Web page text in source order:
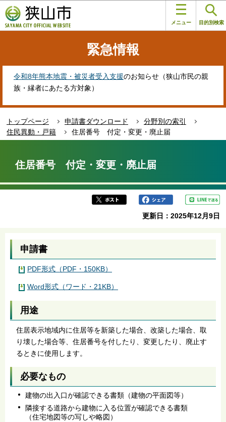
の
ペ
す
メニュー 目的別検索
緊急情報
令和8年熊本地震・被災者受入支援のお知らせ（狭山市民の親
族・縁者にあたる方対象）
トップページ 申請書ダウンロード
分野別の索引
住民異動・戸籍
住居番号 付定・変更・廃止届
か
住居番号 付定・変更・廃止届
更新日：2025年12月9日
申請書
PDF形式（PDF・150KB）
Word形式（ワード・21KB）
用途
住居表示地域内に住居等を新築した場合、改築した場合、取
り壊した場合等、住居番号を付したり、変更したり、廃止す
るときに使用します。
必要なもの
建物の出入口が確認できる書類（建物の平面図等）
隣接する道路から建物に入る位置が確認できる書類
（住宅地図等の写しや略図）